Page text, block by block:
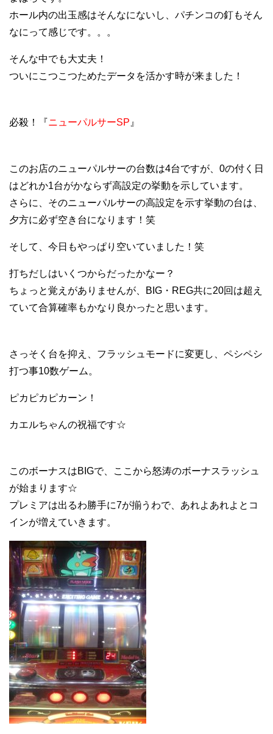
ホール内の出玉感はそんなにないし、パチンコの釘もそん
なにって感じです。。。
そんな中でも大丈夫！
ついにこつこつためたデータを活かす時が来ました！
必殺！『ニューパルサーSP 』
このお店のニューパルサーの台数は4台ですが、0の付く日
はどれか1台がかならず高設定の挙動を示しています。
さらに、そのニューパルサーの高設定を示す挙動の台は、
夕方に必ず空き台になります！笑
そして、今日もやっぱり空いていました！笑
打ちだしはいくつからだったかなー？
ちょっと覚えがありませんが、BIG・REG共に20回は超え
ていて合算確率もかなり良かったと思います。
さっそく台を抑え、フラッシュモードに変更し、ペシペシ
打つ事10数ゲーム。
ピカピカピカーン！
カエルちゃんの祝福です☆
このボーナスはBIGで、ここから怒涛のボーナスラッシュ
が始まります☆
プレミアは出るわ勝手に7が揃うわで、あれよあれよとコ
インが増えていきます。